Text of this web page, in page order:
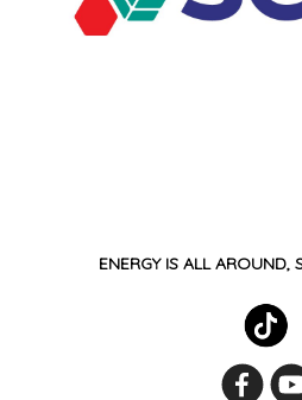
ENERGY IS ALL AROUND,